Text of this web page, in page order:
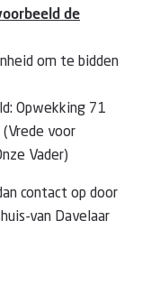
de
om te bidden
Opwekking 71
voor
Vader)
contact op door
van Davelaar